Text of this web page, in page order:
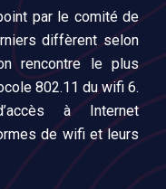
par le comité de
diffèrent selon
rencontre le plus
802.11 du wifi 6.
à Internet
de wifi et leurs